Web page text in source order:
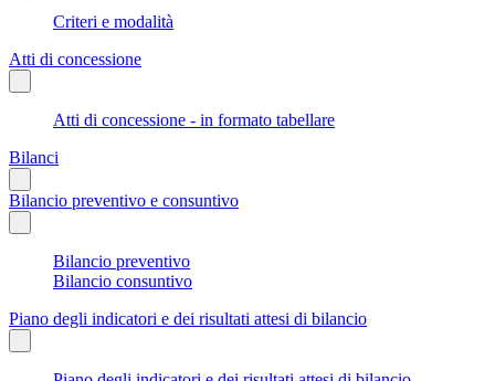
Criteri e modalità
Atti di concessione
Atti di concessione - in formato tabellare
Bilanci
Bilancio preventivo e consuntivo
Bilancio preventivo
Bilancio consuntivo
Piano degli indicatori e dei risultati attesi di bilancio